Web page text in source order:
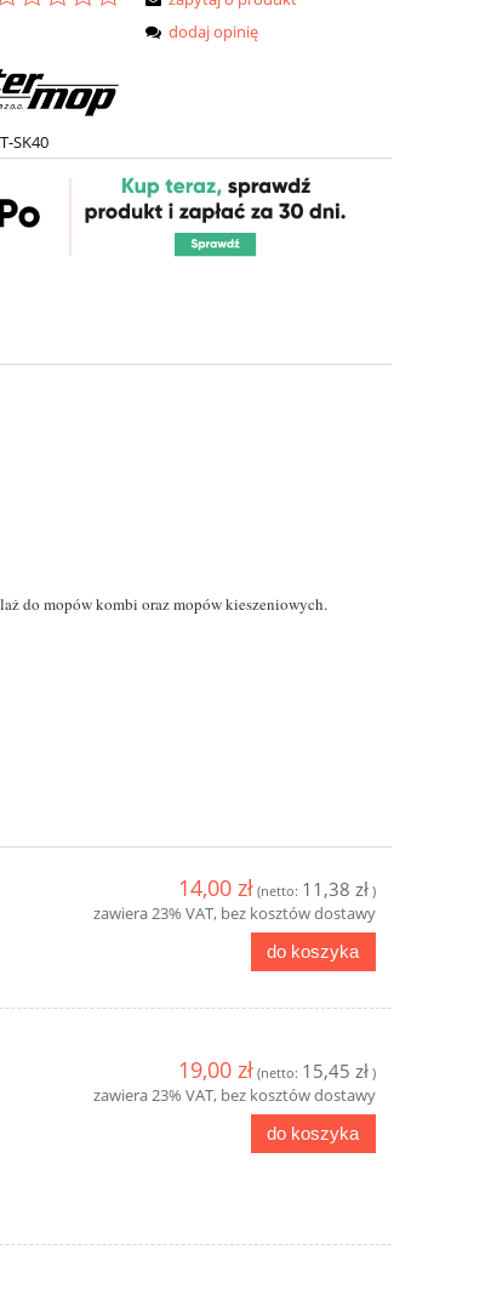
SK40
dodaj opinię
do mopów kombi oraz mopów kieszeniowych.
14,00 zł (netto: 11,38 zł)
zawiera 23% VAT, bez kosztów dostawy
do koszyka
19,00 zł (netto: 15,45 zł)
zawiera 23% VAT, bez kosztów dostawy
do koszyka